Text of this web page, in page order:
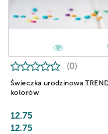
Świeczka urodzinowa
kolorów
(0)
12.75
12.75